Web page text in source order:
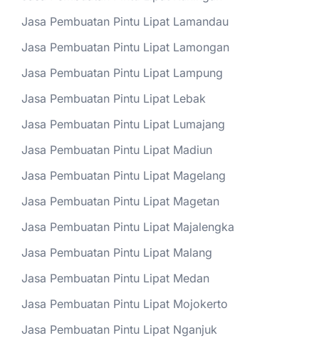
Jasa Pembuatan Pintu Lipat Lamandau
Jasa Pembuatan Pintu Lipat Lamongan
Jasa Pembuatan Pintu Lipat Lampung
Jasa Pembuatan Pintu Lipat Lebak
Jasa Pembuatan Pintu Lipat Lumajang
Jasa Pembuatan Pintu Lipat Madiun
Jasa Pembuatan Pintu Lipat Magelang
Jasa Pembuatan Pintu Lipat Magetan
Jasa Pembuatan Pintu Lipat Majalengka
Jasa Pembuatan Pintu Lipat Malang
Jasa Pembuatan Pintu Lipat Medan
Jasa Pembuatan Pintu Lipat Mojokerto
Jasa Pembuatan Pintu Lipat Nganjuk